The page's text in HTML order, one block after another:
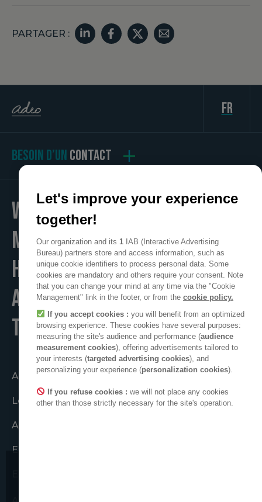
PARTAGER :
fr
BESOIN D’UNCONTACT
WE
MAKE
HOME
A POSITIVE PLACE
TO LIVE
Agir ensemble
Le collectif ADEO
ADEO dans le monde
Engagements éthiques
Let's improve your experience
together!
Our organization and its 1 IAB (Interactive Advertising
Bureau) partners store and access information, such as
unique cookie identifiers to process personal data. Some
cookies are mandatory and others require your consent. Note
that you can change your mind at any time via the "Cookie
Management" link in the footer, or from the cookie policy.
If you accept cookies : you will benefit from an optimized
browsing experience. These cookies have several purposes:
measuring the site's audience and performance (audience
measurement cookies), offering advertisements tailored to
your interests (targeted advertising cookies), and
personalizing your experience (personalization cookies).
If you refuse cookies : we will not place any cookies
other than those strictly necessary for the site's operation.